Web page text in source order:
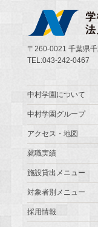
〒260-0021 千葉県
TEL:043-242-0467
中村学園について
中村学園グループ
アクセス・地図
就職実績
施設貸出メニュー
対象者別メニュー
採用情報